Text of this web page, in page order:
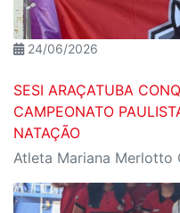
24/06/2026
SESI ARAÇATUBA
CAMPEONATO
NATAÇÃO